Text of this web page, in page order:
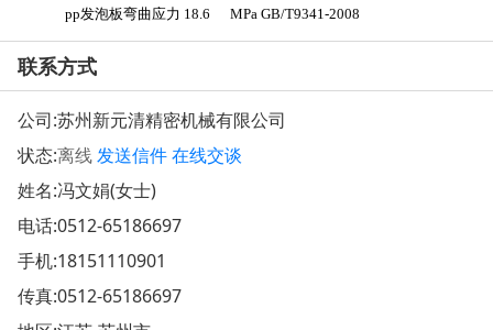
pp发泡板弯曲应力 18.6 MPa GB/T9341-2008
联系方式
公司:苏州新元清精密机械有限公司
状态:离线发送信件在线交谈
姓名:冯文娟(女士)
电话:0512-65186697
手机:18151110901
传真:0512-65186697